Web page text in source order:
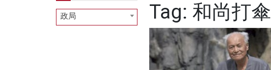
Tag: 和尚打傘
政局